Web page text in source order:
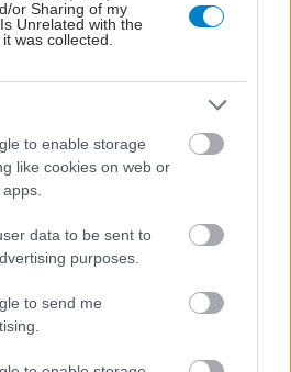
or Sharing of my
Unrelated with the
was collected.
to enable storage
like cookies on web or
data to be sent to
purposes.
to send me